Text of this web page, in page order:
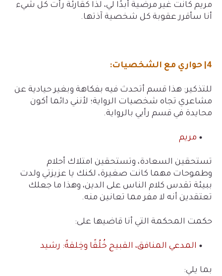
مريم كانت غير مرضية أبدًا لي، لذا كقارئة رأت كل شيء
أنا سأقرر عقوبة كل شخصية آذتها.
4| حواري مع الشخصيات:
للتذكير: هذا قسم أتحدث فيه بفكاهة وبغير حيادية عن
مشاعري تجاه شخصيات الرواية؛ لأنني دائما أكون
محايدة في قسم رأيي بالرواية.
مريم
تستحقين السعادة، وتستحقين امتلاك أحلام
وطموحات مهما كانت صغيرة، لكنك يا عزيزتي ولدت
ببيئة تقدس كلام الناس على الدين، وهذا ما جعلك
تعتقدين أنه لا مفر مما تعانين منه.
حكمت المحكمة التي أنا قاضيها على:
المدعي المنافق، القبيح خُلُقًا وخِلقةً: رشيد
بما يلي: